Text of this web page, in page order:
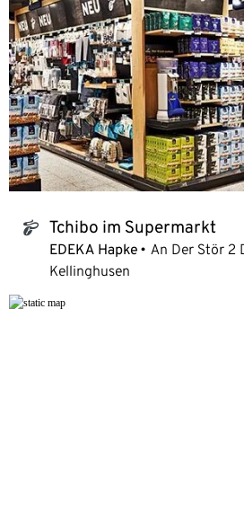
tchibo_logo Tchibo im Supermarkt
EDEKA Hapke An Der Stör 2
Kellinghusen